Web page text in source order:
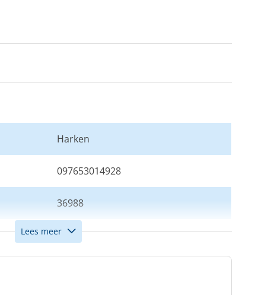
Harken
097653014928
36988
2
Lees meer